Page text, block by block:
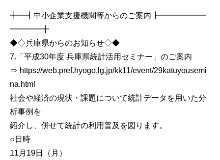
╋━┫中小企業支援機関等からのご案内┣━━━━━━
━━━━╋
◆◇兵庫県からのお知らせ◇◆
7.「平成30年度 兵庫県統計活用セミナー」のご案内
⇒ https://web.pref.hyogo.lg.jp/kk11/event/29katuyousemi
na.html
社会や経済の現状・課題について統計データを用いた分
析事例を
紹介し、併せて統計の利用普及を図ります。
○日時
11月19日（月）